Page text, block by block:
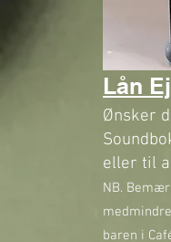
Lån
Ønsker
eller til
NB.
baren i